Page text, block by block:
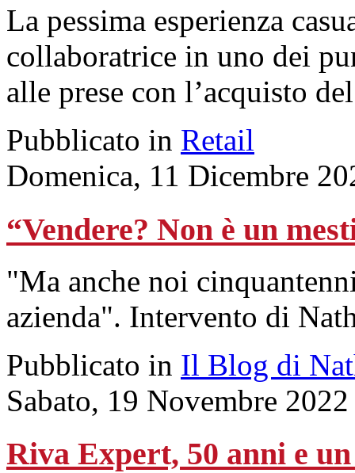
La pessima esperienza
collaboratrice in uno dei
alle prese con l’acquisto
Pubblicato in Retail
Domenica, 11 Dicembre
“Vendere? Non è un
"Ma anche noi
azienda". Intervento di
Pubblicato in Il Blog di
Sabato, 19 Novembre
Riva Expert, 50 anni e